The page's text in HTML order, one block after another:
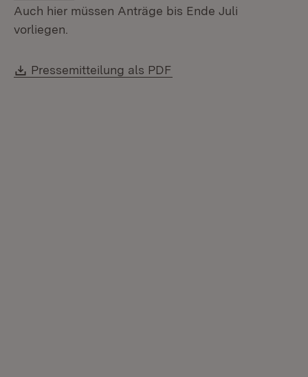
Auch hier müssen Anträge bis Ende Juli
vorliegen.
Download:
Pressemitteilung als PDF